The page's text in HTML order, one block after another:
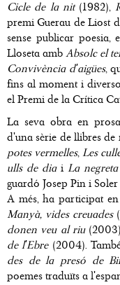
Cicle de la nit(1982),
premi Guerau de Liost
sense publicar
Lloseta ambAbsolc el
Convivència d'aigües,
fins al moment i
el Premi de la Crítica
La seva obra en
d'una sèrie de llibres
potes vermelles, Les
ulls de diaiLa
guardó Josep Pin i
A més, ha participat
Manyà, vides creuades
donen veu al riu
de l'Ebre(2004).
des de la presó de
poemes traduïts a